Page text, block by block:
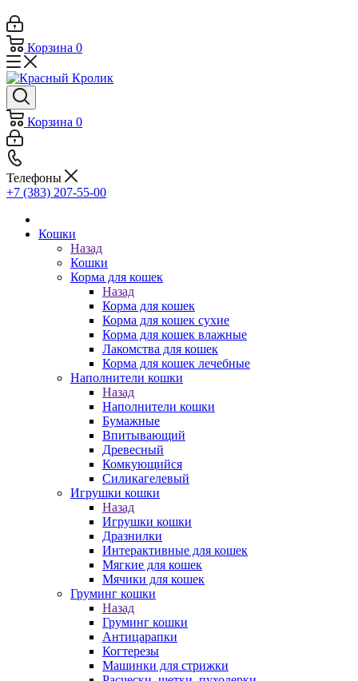
Корзина 0
Корзина 0
Телефоны
+7 (383) 207-55-00
Кошки
Назад
Кошки
Корма для кошек
Назад
Корма для кошек
Корма для кошек сухие
Корма для кошек влажные
Лакомства для кошек
Корма для кошек лечебные
Наполнители кошки
Назад
Наполнители кошки
Бумажные
Впитывающий
Древесный
Комкующийся
Силикагелевый
Игрушки кошки
Назад
Игрушки кошки
Дразнилки
Интерактивные для кошек
Мягкие для кошек
Мячики для кошек
Груминг кошки
Назад
Груминг кошки
Антицарапки
Когтерезы
Машинки для стрижки